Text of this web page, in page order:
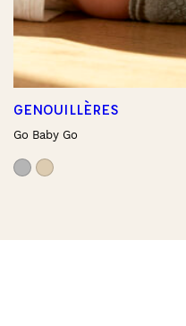
GENOUILLÈRES
Go Baby Go